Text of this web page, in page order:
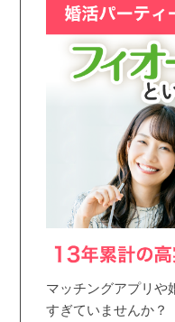
個人情
プライ
マッチングアプリや
すぎていませんか？